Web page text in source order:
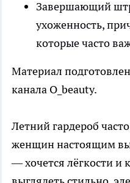
Завершающий
ухоженность,
которые часто
Материал
канала O_beauty.
Летний гардероб
женщин настоящим
— хочется лёгкости и